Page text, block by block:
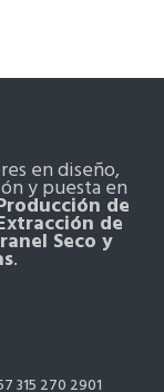
en diseño,
y puesta en
de
de
Seco y
.
315 270 2901